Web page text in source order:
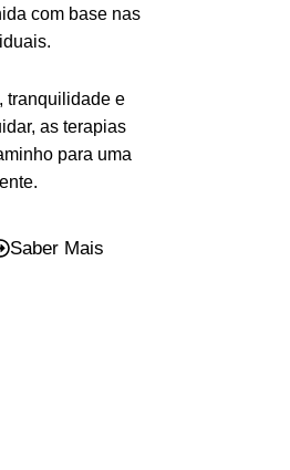
com base nas
tranquilidade e
as terapias
para uma
Saber Mais